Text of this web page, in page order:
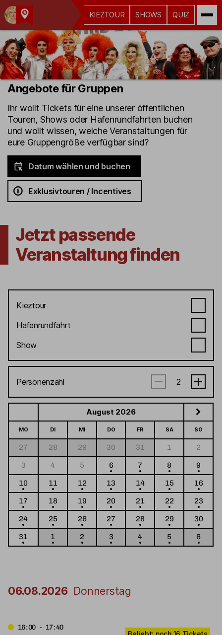
Kult-
Kieztouren
Hamburg
KIEZTOUR SHOWS QUIZ
Angebote für Gruppen
Ihr wollt Tickets für eine unserer öffentlichen
Touren, Shows oder Hafenrundfahrten buchen
und wollt wissen, welche Veranstaltungen für
eure Gruppengröße verfügbar sind?
Datum wählen und buchen
Exklusivtouren / Incentives
Jetzt passende
Veranstaltung finden
August 2026
MO DI MI DO FR SA SO
27 28 29 30 31 1
2
3
4 5 6 7 8
9
10
11 12 13 14 15
16
17
18 19 20 21 22
23
24
25 26 27 28 29
30
31
1 2 3 4 5 6
Kieztour
Hafenrundfahrt
Show
Personenzahl
06.08.2026 Donnerstag
16:00 - 17:40